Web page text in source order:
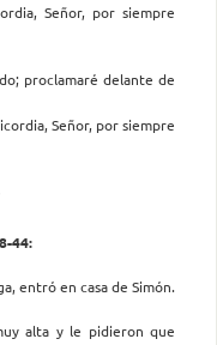
Señor, por siempre
proclamaré delante de
Señor, por siempre
44:
entró en casa de Simón.
alta y le pidieron que